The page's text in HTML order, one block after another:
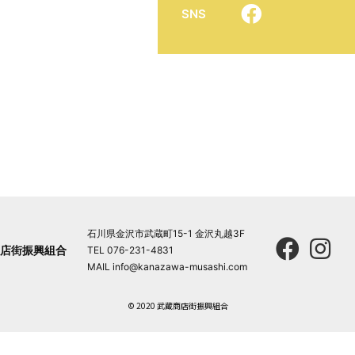
SNS
街振興組合
石川県金沢市武蔵町15-1 金沢丸越3F
TEL 076-231-4831
MAIL info@kanazawa-musashi.com
© 2020 武蔵商店街振興組合